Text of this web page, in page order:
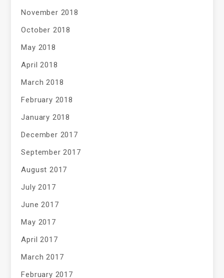
November 2018
October 2018
May 2018
April 2018
March 2018
February 2018
January 2018
December 2017
September 2017
August 2017
July 2017
June 2017
May 2017
April 2017
March 2017
February 2017